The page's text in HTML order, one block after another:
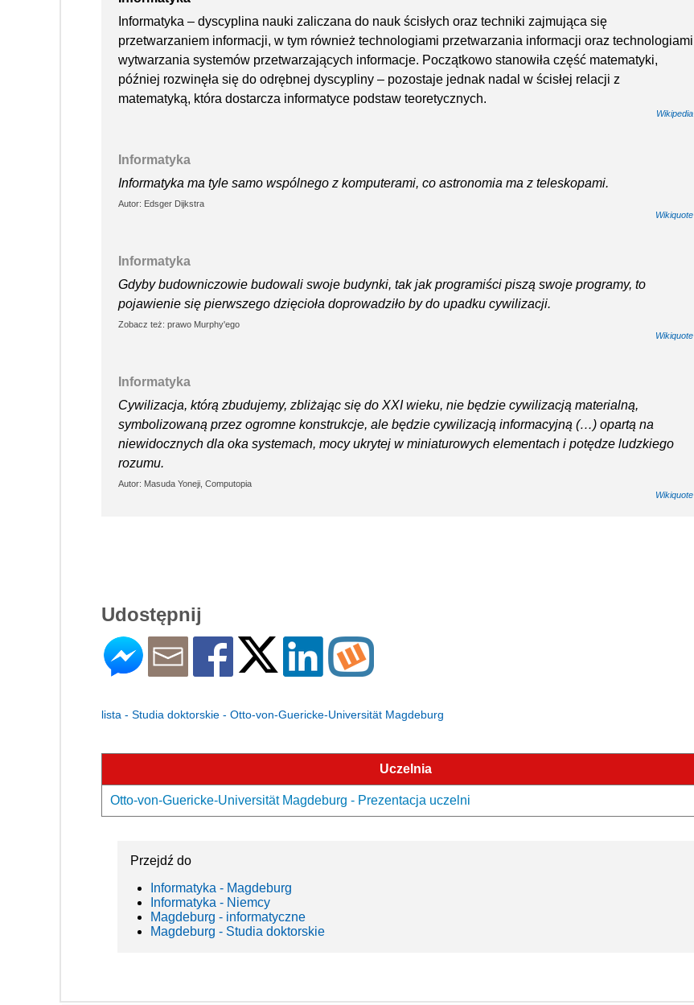
Informatyka – dyscyplina nauki zaliczana do nauk ścisłych oraz techniki zajmująca się
przetwarzaniem informacji, w tym również technologiami przetwarzania informacji oraz technologiami
wytwarzania systemów przetwarzających informacje. Początkowo stanowiła część matematyki,
później rozwinęła się do odrębnej dyscypliny – pozostaje jednak nadal w ścisłej relacji z
matematyką, która dostarcza informatyce podstaw teoretycznych.
Wikipedia
Informatyka
Informatyka ma tyle samo wspólnego z komputerami, co astronomia ma z teleskopami.
Autor: Edsger Dijkstra
Wikiquote
Informatyka
Gdyby budowniczowie budowali swoje budynki, tak jak programiści piszą swoje programy, to
pojawienie się pierwszego dzięcioła doprowadziło by do upadku cywilizacji.
Zobacz też: prawo Murphy'ego
Wikiquote
Informatyka
Cywilizacja, którą zbudujemy, zbliżając się do XXI wieku, nie będzie cywilizacją materialną,
symbolizowaną przez ogromne konstrukcje, ale będzie cywilizacją informacyjną (…) opartą na
niewidocznych dla oka systemach, mocy ukrytej w miniaturowych elementach i potędze ludzkiego
rozumu.
Autor: Masuda Yoneji, Computopia
Wikiquote
Udostępnij
lista - Studia doktorskie - Otto-von-Guericke-Universität Magdeburg
Uczelnia
Otto-von-Guericke-Universität Magdeburg - Prezentacja uczelni
Przejdź do
Informatyka - Magdeburg
Informatyka - Niemcy
Magdeburg - informatyczne
Magdeburg - Studia doktorskie